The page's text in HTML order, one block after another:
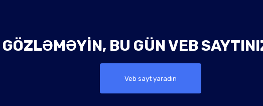
BU GÜN VEB
Veb sayt yaradın